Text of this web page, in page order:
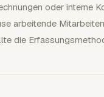
oder interne
arbeitende
die